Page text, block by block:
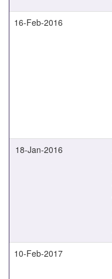
16-Feb-2016
18-Jan-2016
10-Feb-2017